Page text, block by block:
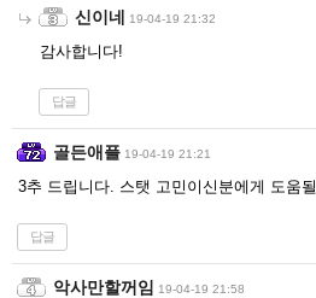
신이네 19-04-19 21:32
감사합니다!
답글
골든애플 19-04-19 21:21
3추 드립니다. 스탯 고민이신분에게 도움
답글
악사만할꺼임 19-04-19 21:58